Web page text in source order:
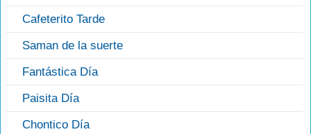
Cafeterito Tarde
Saman de la suerte
Fantástica Día
Paisita Día
Chontico Día